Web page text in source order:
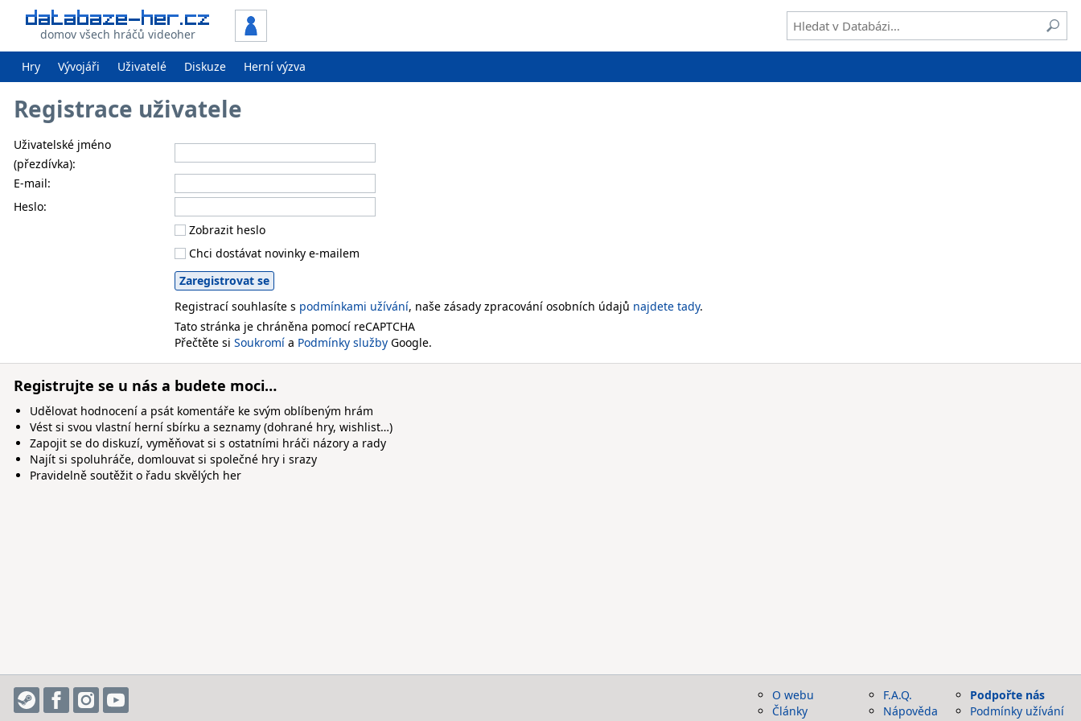
domov všech hráčů videoher
Hry Vývojáři Uživatelé Diskuze Herní výzva
Registrace uživatele
Uživatelské jméno
(přezdívka):
E-mail:
Heslo:
Zobrazit heslo
Chci dostávat novinky e-mailem
Registrací souhlasíte s podmínkami užívání, naše zásady zpracování osobních údajů najdete tady.
Tato stránka je chráněna pomocí reCAPTCHA
Přečtěte si Soukromí a Podmínky služby Google.
Registrujte se u nás a budete moci…
Udělovat hodnocení a psát komentáře ke svým oblíbeným hrám
Vést si svou vlastní herní sbírku a seznamy (dohrané hry, wishlist…)
Zapojit se do diskuzí, vyměňovat si s ostatními hráči názory a rady
Najít si spoluhráče, domlouvat si společné hry i srazy
Pravidelně soutěžit o řadu skvělých her
O webu
Články
F.A.Q.
Nápověda
Podpořte nás
Podmínky užívání